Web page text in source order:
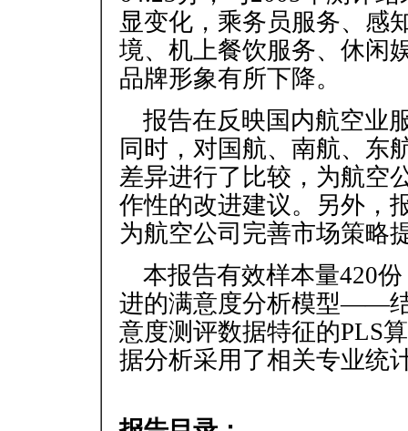
显变化，乘务员服务、感
境、机上餐饮服务、休闲
品牌形象有所下降。
报告在反映国内航空业
同时，对国航、南航、东
差异进行了比较，为航空
作性的改进建议。另外，
为航空公司完善市场策略
本报告有效样本量420
进的满意度分析模型——
意度测评数据特征的PLS
据分析采用了相关专业统